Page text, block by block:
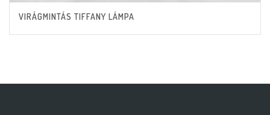
VIRÁGMINTÁS TIFFANY LÁMPA